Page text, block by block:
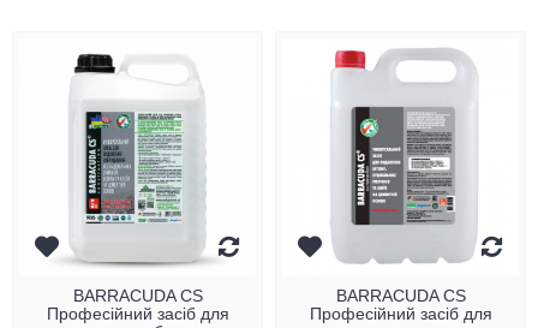
BARRACUDA CS
Професійний засіб для
BARRACUDA CS
Професійний засіб для